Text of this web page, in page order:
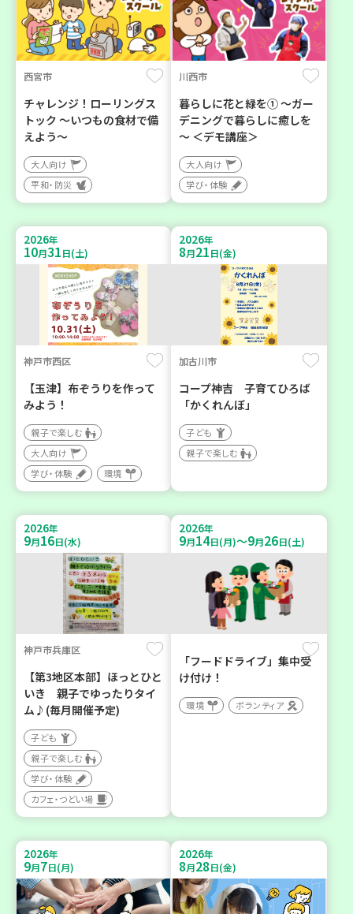
西宮市
チャレンジ！ローリングス
トック ～いつもの食材で備
えよう～
大人向け
平和・防災
川西市
暮らしに花と緑を① ～ガー
デニングで暮らしに癒しを
～ ＜デモ講座＞
大人向け
学び・体験
2026年
10月31日(土)
神戸市西区
【玉津】布ぞうりを作って
みよう！
親子で楽しむ
大人向け
学び・体験
環境
2026年
8月21日(金)
加古川市
コープ神吉 子育てひろば
「かくれんぼ」
子ども
親子で楽しむ
2026年
9月16日(水)
神戸市兵庫区
【第3地区本部】ほっとひと
いき 親子でゆったりタイ
ム♪(毎月開催予定)
子ども
親子で楽しむ
学び・体験
カフェ・つどい場
2026年
9月14日(月)～9月26日(土)
「フードドライブ」集中受
け付け！
環境 ボランティア
2026年
9月7日(月)
2026年
8月28日(金)